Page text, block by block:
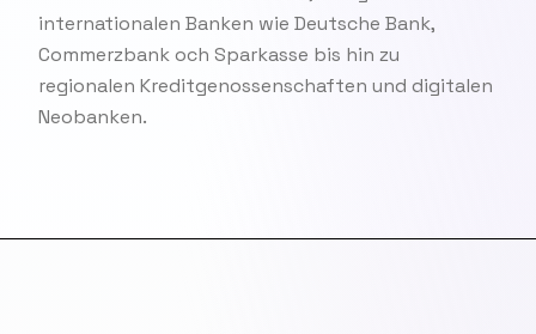
internationalen Banken wie Deutsche Bank,
Commerzbank och Sparkasse bis hin zu
regionalen Kreditgenossenschaften und digitalen
Neobanken.